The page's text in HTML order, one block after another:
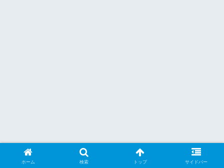
ホーム 検索 トップ サイドバー